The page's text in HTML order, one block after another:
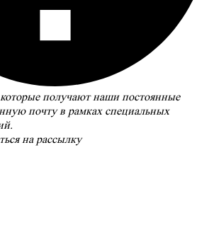
получают наши постоянные
почту в рамках специальных
на рассылку